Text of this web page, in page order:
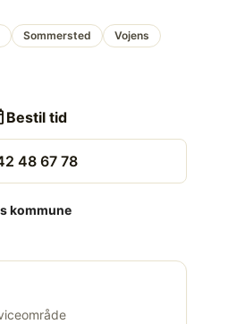
Sommersted
Vojens
Bestil tid
48 67 78
kommune